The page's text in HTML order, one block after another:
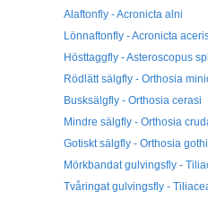
Alaftonfly - Acronicta alni
Lönnaftonfly - Acronicta
Hösttaggfly - Asteroscopus
Rödlätt sälgfly - Orthosia
Busksälgfly - Orthosia cerasi
Mindre sälgfly - Orthosia
Gotiskt sälgfly - Orthosia
Mörkbandat gulvingsfly -
Tvåringat gulvingsfly -